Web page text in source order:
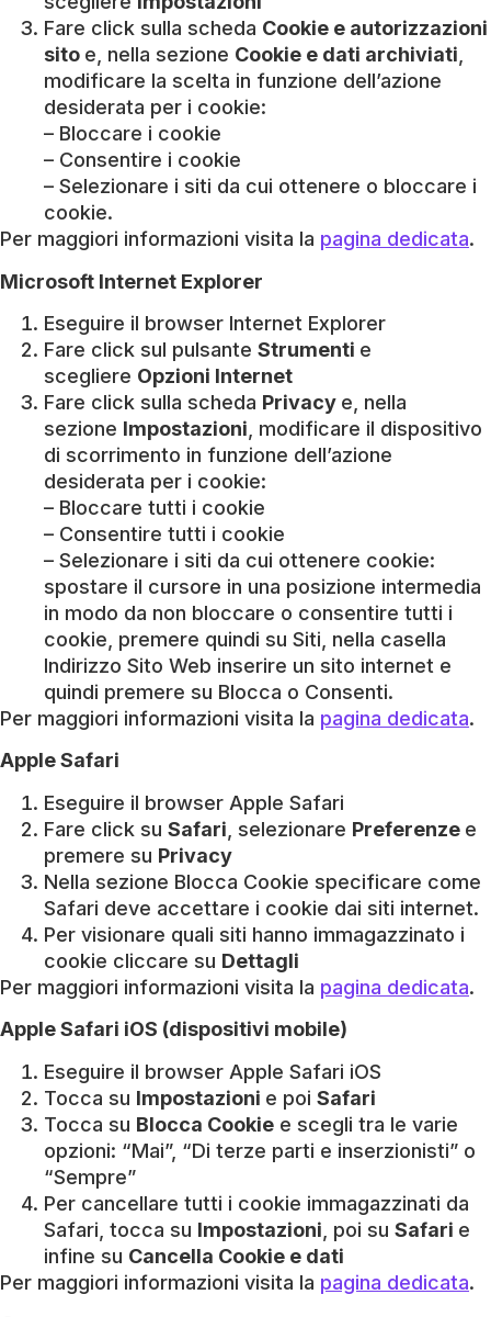
Fare click sulla scheda Cookie e autorizzazioni
sito e, nella sezione Cookie e dati archiviati
modificare la scelta in funzione dell’azione
desiderata per i cookie:
– Bloccare i cookie
– Consentire i cookie
– Selezionare i siti da cui ottenere o bloccare i
cookie.
Per maggiori informazioni visita la pagina dedicata.
Microsoft Internet Explorer
Eseguire il browser Internet Explorer
Fare click sul pulsante Strumenti e
scegliere Opzioni Internet
Fare click sulla scheda Privacy e, nella
sezione Impostazioni , modificare il dispositivo
di scorrimento in funzione dell’azione
desiderata per i cookie:
– Bloccare tutti i cookie
– Consentire tutti i cookie
– Selezionare i siti da cui ottenere cookie:
spostare il cursore in una posizione intermedia
in modo da non bloccare o consentire tutti i
cookie, premere quindi su Siti, nella casella
Indirizzo Sito Web inserire un sito internet e
quindi premere su Blocca o Consenti.
Per maggiori informazioni visita la pagina dedicata.
Apple Safari
Eseguire il browser Apple Safari
Fare click su Safari , selezionare Preferenze e
premere su Privacy
Nella sezione Blocca Cookie specificare come
Safari deve accettare i cookie dai siti internet.
Per visionare quali siti hanno immagazzinato i
cookie cliccare su Dettagli
Per maggiori informazioni visita la pagina dedicata.
Apple Safari iOS (dispositivi mobile)
Eseguire il browser Apple Safari iOS
Tocca su Impostazioni e poi Safari
Tocca su Blocca Cookie e scegli tra le varie
opzioni: “Mai”, “Di terze parti e inserzionisti” o
“Sempre”
Per cancellare tutti i cookie immagazzinati da
Safari, tocca su Impostazioni , poi su Safari e
infine su Cancella Cookie e dati
Per maggiori informazioni visita la pagina dedicata.